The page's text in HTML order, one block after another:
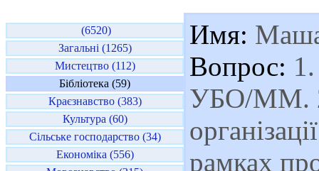
(6520)
Загальні (1265)
Мистецтво (112)
Бібліотека (59)
Краєзнавство (383)
Культура (60)
Сільське господарство (34)
Економіка (556)
Имя:
Вопрос:
УБО/ММ.
рамках